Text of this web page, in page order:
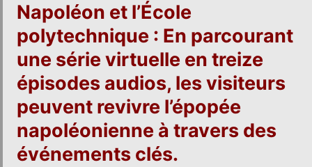
Napoléon et l’École
polytechnique : En parcourant
une série virtuelle en treize
épisodes audios, les visiteurs
peuvent revivre l’épopée
napoléonienne à travers des
événements clés.